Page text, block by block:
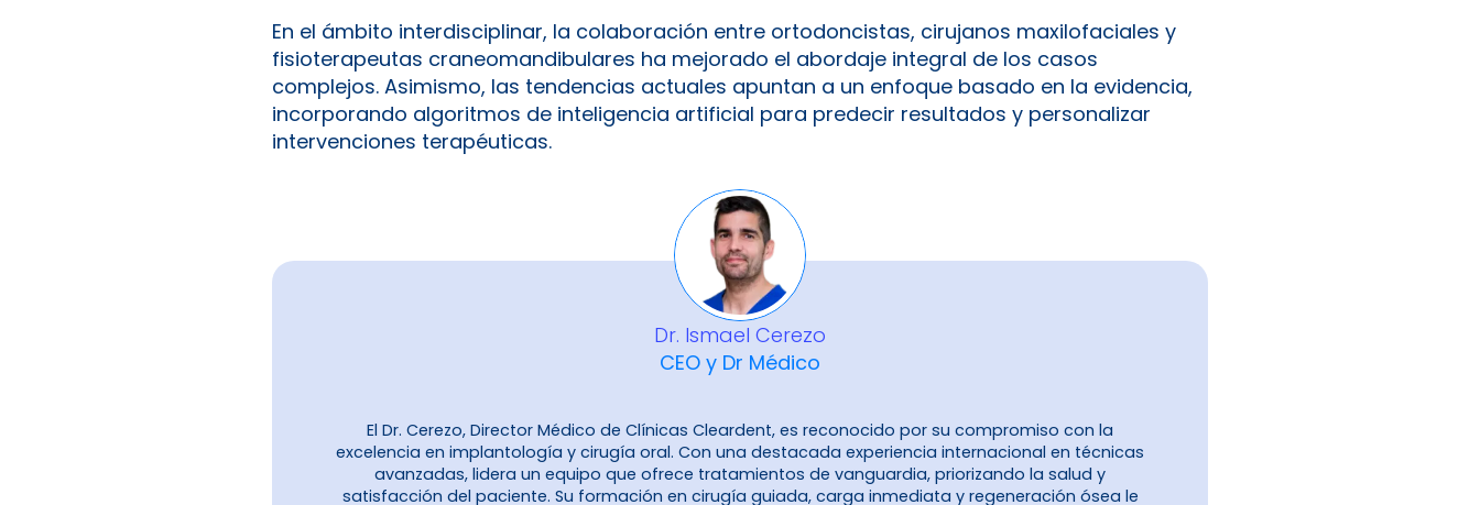
En el ámbito interdisciplinar, la colaboración entre ortodoncistas, cirujanos maxilofaciales y
fisioterapeutas craneomandibulares ha mejorado el abordaje integral de los casos
complejos. Asimismo, las tendencias actuales apuntan a un enfoque basado en la evidencia,
incorporando algoritmos de inteligencia artificial para predecir resultados y personalizar
intervenciones terapéuticas.
Dr. Ismael Cerezo
CEO y Dr Médico
El Dr. Cerezo, Director Médico de Clínicas Cleardent, es reconocido por su compromiso con la
excelencia en implantología y cirugía oral. Con una destacada experiencia internacional en técnicas
avanzadas, lidera un equipo que ofrece tratamientos de vanguardia, priorizando la salud y
satisfacción del paciente. Su formación en cirugía guiada, carga inmediata y regeneración ósea le